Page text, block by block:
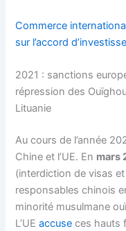
Commerce
sur l’accord
2021 : sanctions
répression des
Lituanie
Au cours de l’année
Chine et l’UE. En mars
(interdiction de visas
responsables chinois
minorité musulmane
L’UEaccuse ces hauts